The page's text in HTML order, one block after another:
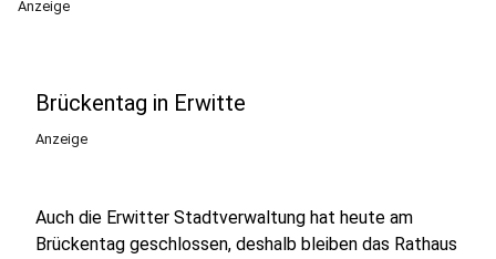
Anzeige
Brückentag in Erwitte
Anzeige
Auch die Erwitter Stadtverwaltung hat heute am
Brückentag geschlossen, deshalb bleiben das Rathaus